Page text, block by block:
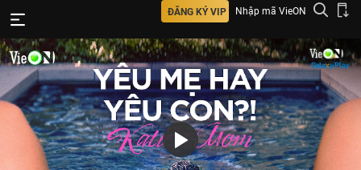
ĐĂNG KÝ VIP Nhập mã VieON